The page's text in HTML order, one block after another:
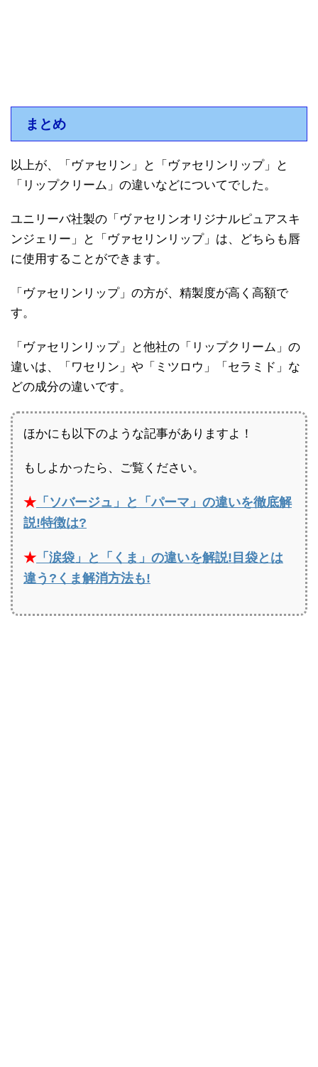
まとめ
以上が、「ヴァセリン」と「ヴァセリンリップ」と
「リップクリーム」の違いなどについてでした。
ユニリーバ社製の「ヴァセリンオリジナルピュアスキ
ンジェリー」と「ヴァセリンリップ」は、どちらも唇
に使用することができます。
「ヴァセリンリップ」の方が、精製度が高く高額で
す。
「ヴァセリンリップ」と他社の「リップクリーム」の
違いは、「ワセリン」や「ミツロウ」「セラミド」な
どの成分の違いです。
ほかにも以下のような記事がありますよ！
もしよかったら、ご覧ください。
★ 「ソバージュ」と「パーマ」の違いを徹底解
説!特徴は?
★ 「涙袋」と「くま」の違いを解説!目袋とは
違う?くま解消方法も!